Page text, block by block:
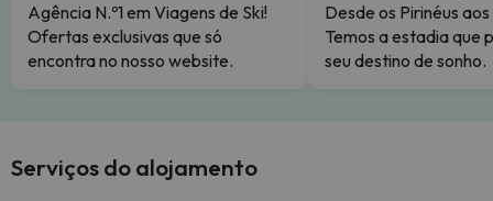
Agência N.º1 em Viagens de Ski!
Ofertas exclusivas que só
encontra no nosso website.
Desde os Pirinéus
Temos a estadia que
seu destino de sonho.
Serviços do alojamento